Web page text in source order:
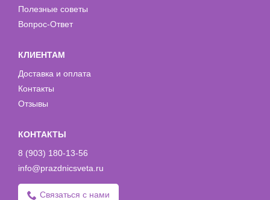
Полезные советы
Вопрос-Ответ
КЛИЕНТАМ
Доставка и оплата
Контакты
Отзывы
КОНТАКТЫ
8 (903) 180-13-56
info@prazdnicsveta.ru
Связаться с нами